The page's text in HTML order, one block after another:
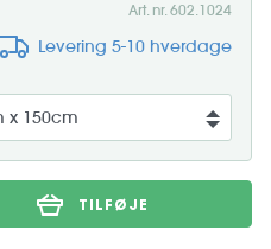
Art. nr. 602.1024
Levering 5-10 hverdage
TILFØJE